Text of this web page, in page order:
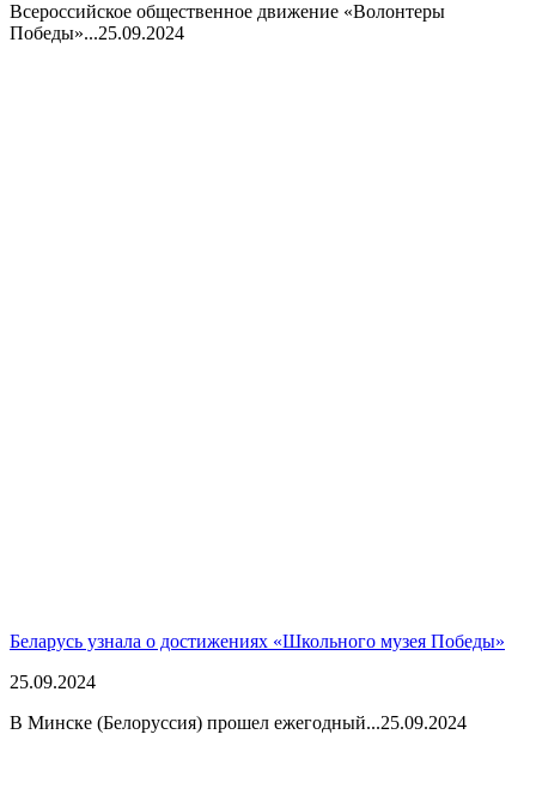
Всероссийское общественное движение «Волонтеры
Победы»...25.09.2024
Беларусь узнала о достижениях «Школьного музея Победы»
25.09.2024
В Минске (Белоруссия) прошел ежегодный...25.09.2024